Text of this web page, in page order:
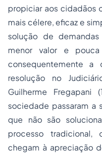
propiciar aos cidadãos
mais célere, eficaz e
solução de
menor valor e pouca
consequentemente
resolução no
Guilherme Fregapani
sociedade passaram a
que não são
processo
chegam à apreciação